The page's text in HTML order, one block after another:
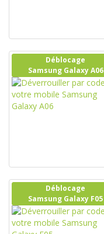
Déblocage
Samsung Galaxy A06
Déblocage
Samsung Galaxy F05